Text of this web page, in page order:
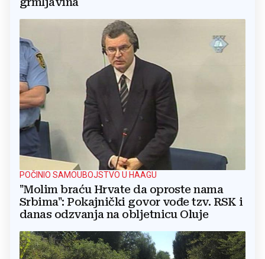
POČINIO SAMOUBOJSTVO U HAAGU
"Molim braću Hrvate da oproste nama
Srbima": Pokajnički govor vođe tzv. RSK i
danas odzvanja na obljetnicu Oluje